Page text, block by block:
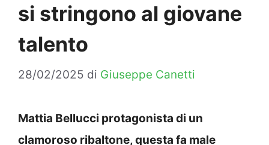
si stringono al giovane
talento
28/02/2025 di Giuseppe Canetti
Mattia Bellucci protagonista di un
clamoroso ribaltone, questa fa male